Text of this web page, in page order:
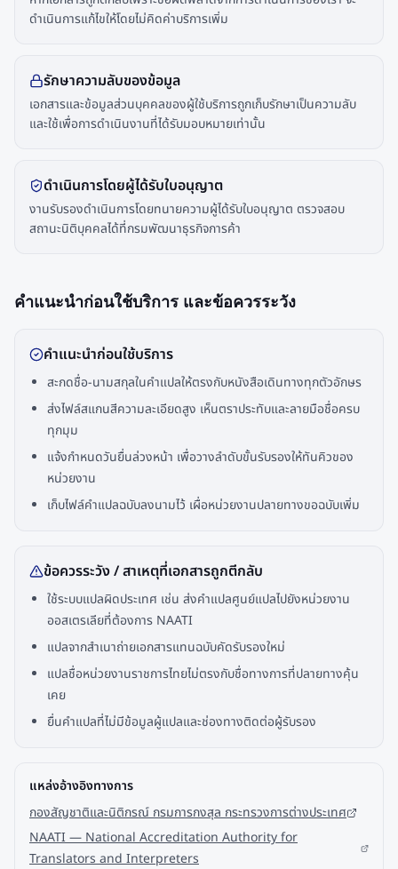
ดำเนินการแก้ไขให้โดยไม่คิดค่าบริการเพิ่ม
รักษาความลับของข้อมูล
เอกสารและข้อมูลส่วนบุคคลของผู้ใช้บริการถูกเก็บรักษาเป็นความลับ
และใช้เพื่อการดำเนินงานที่ได้รับมอบหมายเท่านั้น
ดำเนินการโดยผู้ได้รับใบอนุญาต
งานรับรองดำเนินการโดยทนายความผู้ได้รับใบอนุญาต ตรวจสอบ
สถานะนิติบุคคลได้ที่กรมพัฒนาธุรกิจการค้า
คำแนะนำก่อนใช้บริการ และข้อควรระวัง
คำแนะนำก่อนใช้บริการ
สะกดชื่อ-นามสกุลในคำแปลให้ตรงกับหนังสือเดินทางทุกตัวอักษร
ส่งไฟล์สแกนสีความละเอียดสูง เห็นตราประทับและลายมือชื่อครบ
ทุกมุม
แจ้งกำหนดวันยื่นล่วงหน้า เพื่อวางลำดับขั้นรับรองให้ทันคิวของ
หน่วยงาน
เก็บไฟล์คำแปลฉบับลงนามไว้ เผื่อหน่วยงานปลายทางขอฉบับเพิ่ม
ข้อควรระวัง / สาเหตุที่เอกสารถูกตีกลับ
ใช้ระบบแปลผิดประเทศ เช่น ส่งคำแปลศูนย์แปลไปยังหน่วยงาน
ออสเตรเลียที่ต้องการ NAATI
แปลจากสำเนาถ่ายเอกสารแทนฉบับคัดรับรองใหม่
แปลชื่อหน่วยงานราชการไทยไม่ตรงกับชื่อทางการที่ปลายทางคุ้น
เคย
ยื่นคำแปลที่ไม่มีข้อมูลผู้แปลและช่องทางติดต่อผู้รับรอง
แหล่งอ้างอิงทางการ
กองสัญชาติและนิติกรณ์ กรมการกงสุล กระทรวงการต่างประเทศ
NAATI — National Accreditation Authority for
Translators and Interpreters